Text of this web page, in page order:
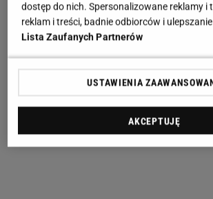
dostęp do nich. Spersonalizowane reklamy i
reklam i treści, badnie odbiorców i ulepszanie
Lista Zaufanych Partnerów
USTAWIENIA
AKCEPTUJĘ